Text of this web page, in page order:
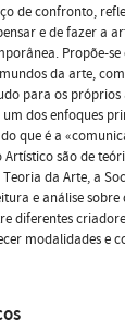
de confronto,
e de fazer a
Propõe-
da arte,
para os
dos enfoques
que é a
são de
da Arte, a
e análise sobre
diferentes
modalidades e